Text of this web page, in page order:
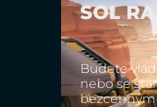
SOL
Budete
nebo se